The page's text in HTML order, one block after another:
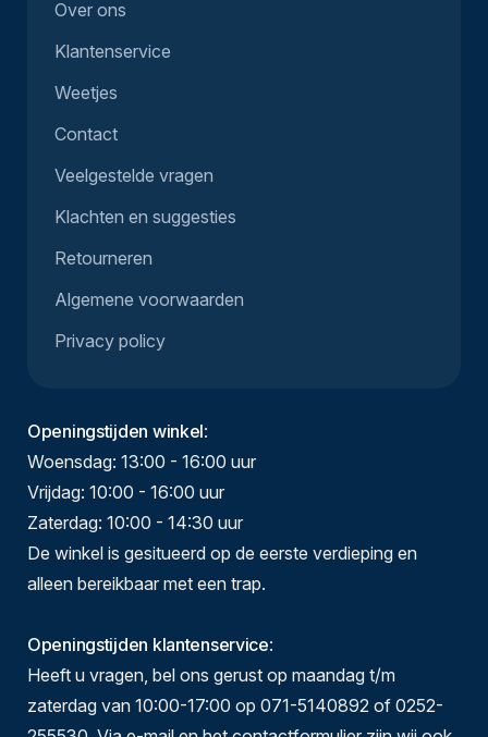
Over ons
Klantenservice
Weetjes
Contact
Veelgestelde vragen
Klachten en suggesties
Retourneren
Algemene voorwaarden
Privacy policy
Openingstijden winkel:
Woensdag: 13:00 - 16:00 uur
Vrijdag: 10:00 - 16:00 uur
Zaterdag: 10:00 - 14:30 uur
De winkel is gesitueerd op de eerste verdieping en
alleen bereikbaar met een trap.
Openingstijden klantenservice:
Heeft u vragen, bel ons gerust op maandag t/m
zaterdag van 10:00-17:00 op 071-5140892 of 0252-